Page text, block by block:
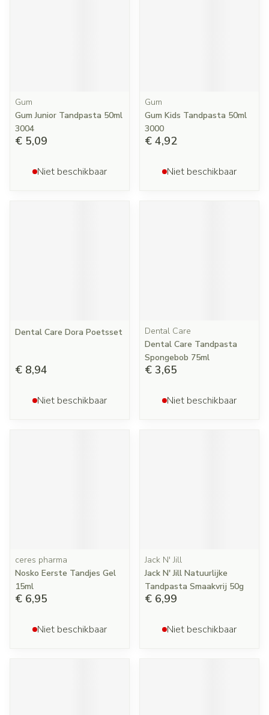
Gum
Gum Junior Tandpasta 50ml
3004
€ 5,09
Niet beschikbaar
Gum
Gum Kids Tandpasta 50ml
3000
€ 4,92
Niet beschikbaar
Dental Care Dora Poetsset
€ 8,94
Niet beschikbaar
Dental Care
Dental Care Tandpasta
Spongebob 75ml
€ 3,65
Niet beschikbaar
ceres pharma
Nosko Eerste Tandjes Gel
15ml
€ 6,95
Niet beschikbaar
Jack N' Jill
Jack N' Jill Natuurlijke
Tandpasta Smaakvrij 50g
€ 6,99
Niet beschikbaar